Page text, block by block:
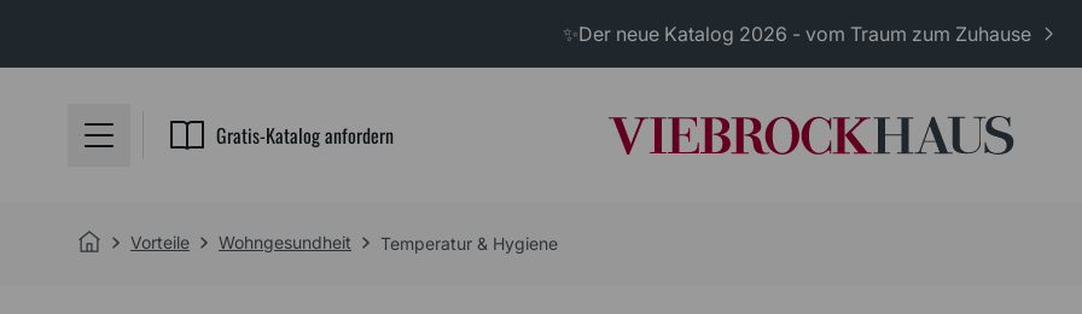
✨Der neue Katalog 2026 - vom Traum zum Zuhause
Gratis-Katalog anfordern
Vorteile Wohngesundheit Temperatur & Hygiene